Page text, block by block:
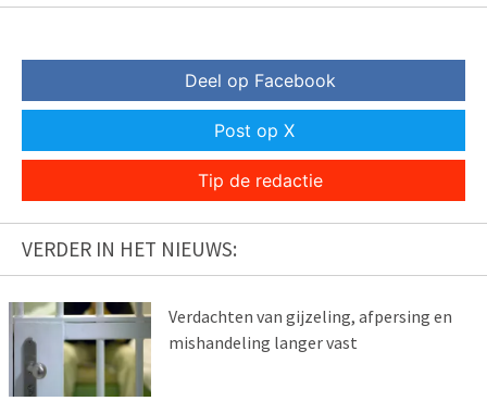
Deel op Facebook
Post op X
Tip de redactie
VERDER IN HET NIEUWS:
Verdachten van gijzeling, afpersing en
mishandeling langer vast